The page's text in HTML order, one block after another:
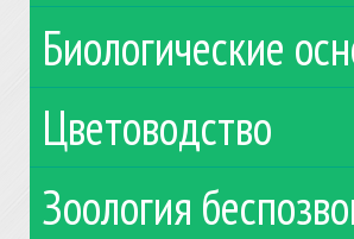
Биологические
Цветоводство
Зоология